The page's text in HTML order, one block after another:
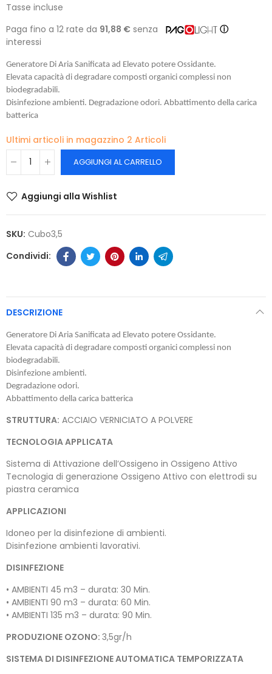
Tasse incluse
Paga fino a 12 rate da 91,88 € senza
interessi
ⓘ
Generatore Di Aria Sanificata ad Elevato potere Ossidante.
Elevata capacità di degradare composti organici complessi non
biodegradabili.
Disinfezione ambienti. Degradazione odori. Abbattimento della carica
batterica
Ultimi articoli in magazzino 2 Articoli
AGGIUNGI AL CARRELLO
Aggiungi alla Wishlist
SKU: Cubo3,5
DESCRIZIONE
Generatore Di Aria Sanificata ad Elevato potere Ossidante.
Elevata capacità di degradare composti organici complessi non
biodegradabili.
Disinfezione ambienti.
Degradazione odori.
Abbattimento della carica batterica
STRUTTURA: ACCIAIO VERNICIATO A POLVERE
TECNOLOGIA APPLICATA
Sistema di Attivazione dell’Ossigeno in Ossigeno Attivo
Tecnologia di generazione Ossigeno Attivo con elettrodi su
piastra ceramica
APPLICAZIONI
Idoneo per la disinfezione di ambienti.
Disinfezione ambienti lavorativi.
DISINFEZIONE
• AMBIENTI 45 m3 – durata: 30 Min.
• AMBIENTI 90 m3 – durata: 60 Min.
• AMBIENTI 135 m3 – durata: 90 Min.
PRODUZIONE OZONO: 3,5gr/h
SISTEMA DI DISINFEZIONE AUTOMATICA TEMPORIZZATA